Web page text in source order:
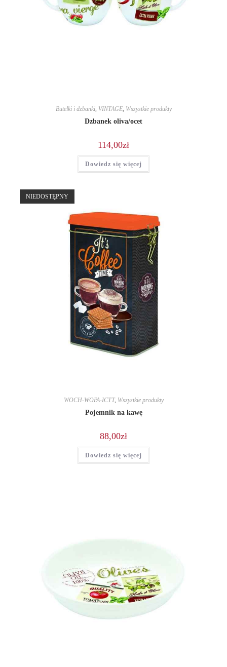
Butelki i dzbanki, VINTAGE, Wszystkie produkty
Dzbanek oliva/ocet
114,00zł
Dowiedz się więcej
NIEDOSTĘPNY
WOCH-WOPA-ICTT, Wszystkie produkty
Pojemnik na kawę
88,00zł
Dowiedz się więcej